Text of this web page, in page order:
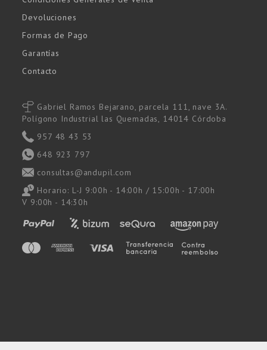
Devoluciones
Formas de Pago
Garantías
Contacto
Gabriel Ramos Bejarano, parcela 111, nave 3A.
Polígono Industrial las Quemadas, 14014 Córdoba
957 48 43 53
648 923 797
consultas@andupil.com
Horario: L-J 9:00h - 14:00h / 15:00h - 17:00h
V 9:00h - 14:30h